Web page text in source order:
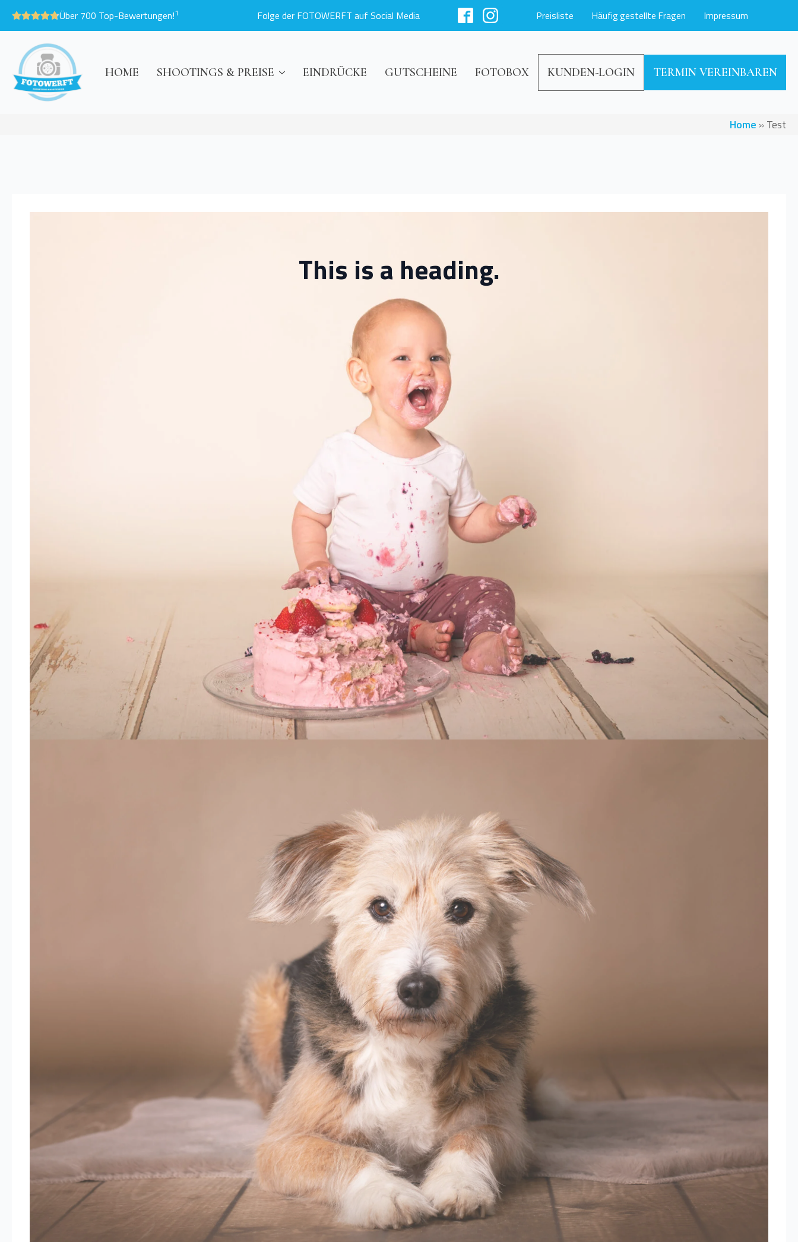
Über 700 Top-Bewertungen!1 Folge der FOTOWERFT auf Social Media Preisliste Häufig gestellte Fragen Impressum
HOME SHOOTINGS & PREISE EINDRÜCKE GUTSCHEINE FOTOBOX KUNDEN-LOGIN TERMIN VEREINBAREN
Home »Test
This is a heading.